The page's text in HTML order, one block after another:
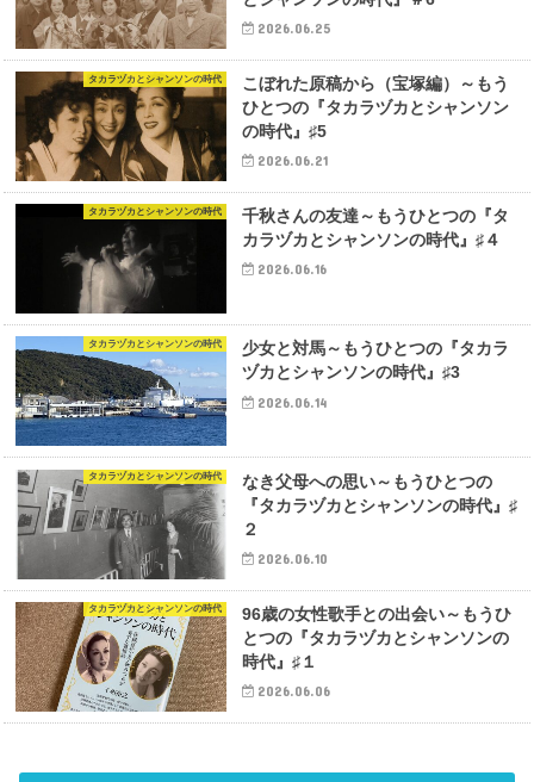
2026.06.25
タカラヅカとシャンソンの時代
こぼれた原稿から（宝塚編）～もう
ひとつの『タカラヅカとシャンソン
の時代』♯5
2026.06.21
タカラヅカとシャンソンの時代
千秋さんの友達～もうひとつの『タ
カラヅカとシャンソンの時代』♯４
2026.06.16
タカラヅカとシャンソンの時代
少女と対馬～もうひとつの『タカラ
ヅカとシャンソンの時代』♯3
2026.06.14
タカラヅカとシャンソンの時代
なき父母への思い～もうひとつの
『タカラヅカとシャンソンの時代』♯
２
2026.06.10
タカラヅカとシャンソンの時代
96歳の女性歌手との出会い～もうひ
とつの『タカラヅカとシャンソンの
時代』♯１
2026.06.06